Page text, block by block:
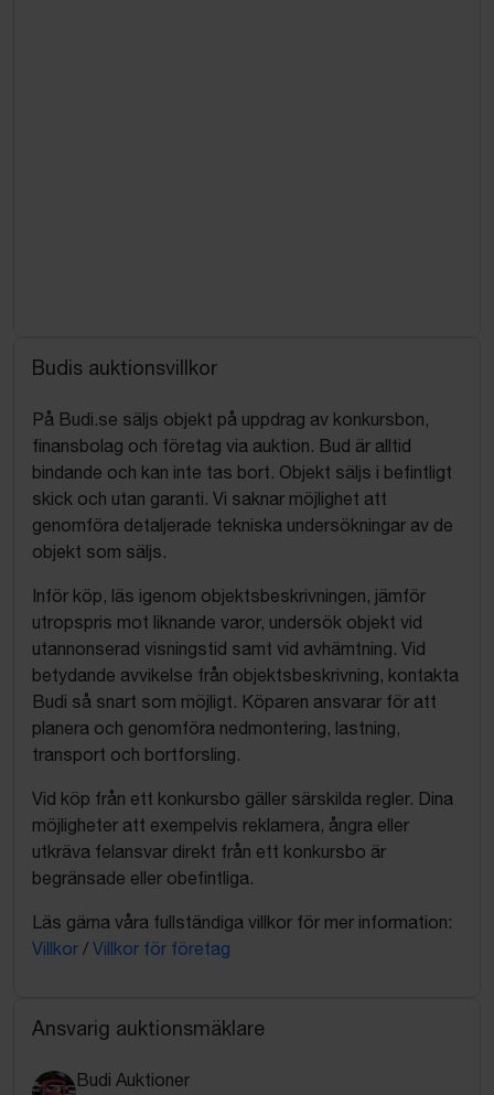
Budis auktionsvillkor
På Budi.se säljs objekt på uppdrag av konkursbon,
finansbolag och företag via auktion. Bud är alltid
bindande och kan inte tas bort. Objekt säljs i befintligt
skick och utan garanti. Vi saknar möjlighet att
genomföra detaljerade tekniska undersökningar av de
objekt som säljs.
Inför köp, läs igenom objektsbeskrivningen, jämför
utropspris mot liknande varor, undersök objekt vid
utannonserad visningstid samt vid avhämtning. Vid
betydande avvikelse från objektsbeskrivning, kontakta
Budi så snart som möjligt. Köparen ansvarar för att
planera och genomföra nedmontering, lastning,
transport och bortforsling.
Vid köp från ett konkursbo gäller särskilda regler. Dina
möjligheter att exempelvis reklamera, ångra eller
utkräva felansvar direkt från ett konkursbo är
begränsade eller obefintliga.
Läs gärna våra fullständiga villkor för mer information:
Villkor / Villkor för företag
Ansvarig auktionsmäklare
Budi Auktioner